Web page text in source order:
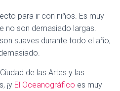
para ir con niños. Es muy
no son demasiado largas.
suaves durante todo el año,
de las Artes y las
¡y El Oceanográfico es muy